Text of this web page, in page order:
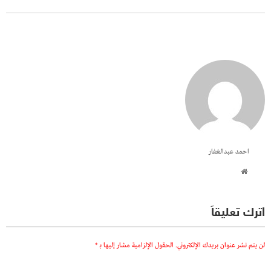
احمد عبدالغفار
اترك تعليقاً
لن يتم نشر عنوان بريدك الإلكتروني. الحقول الإلزامية مشار إليها بـ *